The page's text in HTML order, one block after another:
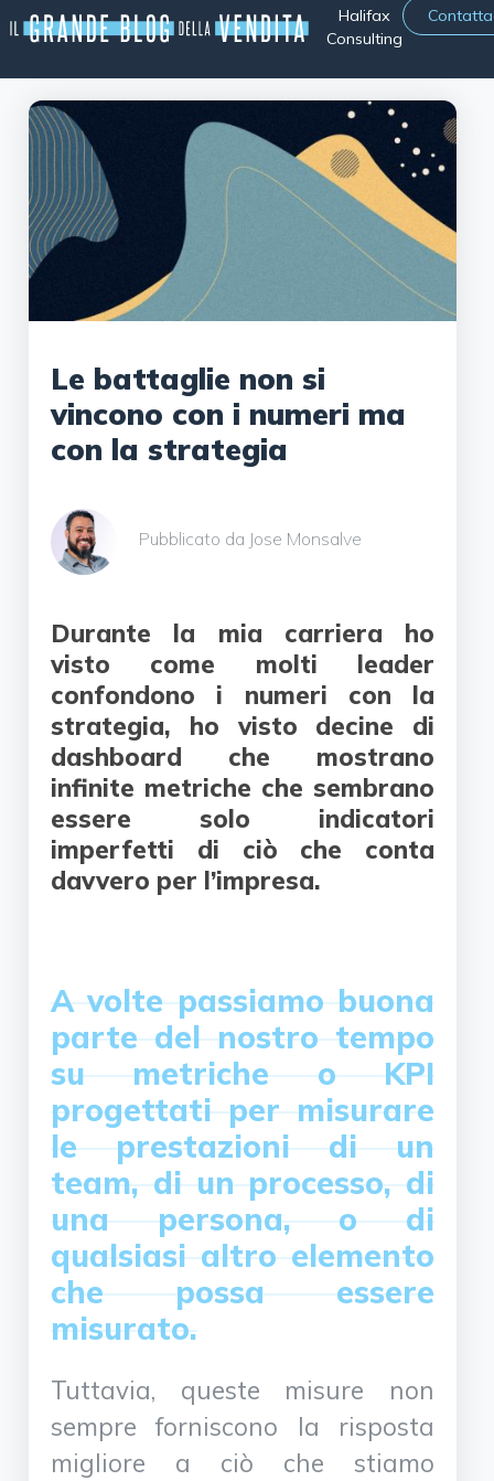
Halifax
Consulting
Le battaglie non si
vincono con i numeri ma
con la strategia
Pubblicato da Jose Monsalve
Durante la mia carriera ho
visto come molti leader
confondono i numeri con la
strategia, ho visto decine di
dashboard che mostrano
infinite metriche che sembrano
essere solo indicatori
imperfetti di ciò che conta
davvero per l’impresa.
A volte passiamo buona
parte del nostro tempo
su metriche o KPI
progettati per misurare
le prestazioni di un
team, di un processo, di
una persona, o di
qualsiasi altro elemento
che possa essere
misurato.
Tuttavia, queste misure non
sempre forniscono la risposta
migliore a ciò che stiamo